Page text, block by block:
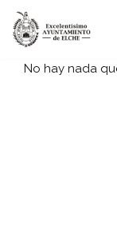
Vés
No hay nada